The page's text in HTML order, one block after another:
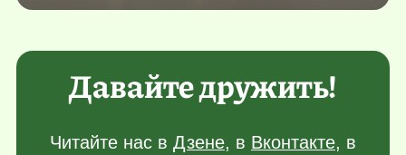
Давайте дружить!
Читайте нас в Дзене, в Вконтакте, в